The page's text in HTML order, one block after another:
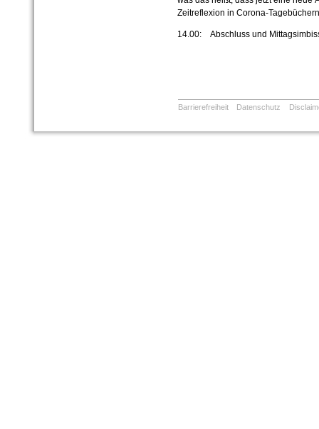
Zeitreflexion in Corona-Tagebüchern
14.00: Abschluss und
Barrierefreiheit Datenschutz